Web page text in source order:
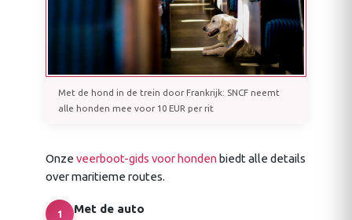
Met de hond in de trein door Frankrijk: SNCF neemt
alle honden mee voor 10 EUR per rit
Onze veerboot-gids voor hondenbiedt alle details
over maritieme routes.
1
Met de auto